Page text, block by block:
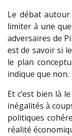
Le débat
limiter à une
adversaires de
est de savoir si
le plan
indique que non.
Et c’est bien là
inégalités à
politiques
réalité